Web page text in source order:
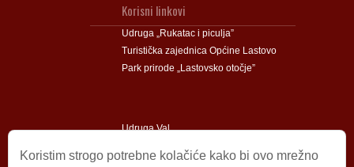
Korisni linkovi
Udruga „Rukatac i piculja”
Turistička zajednica Općine Lastovo
Park prirode „Lastovsko otočje”
Udruga Val
Koristim strogo potrebne kolačiće kako bi ovo mrežno